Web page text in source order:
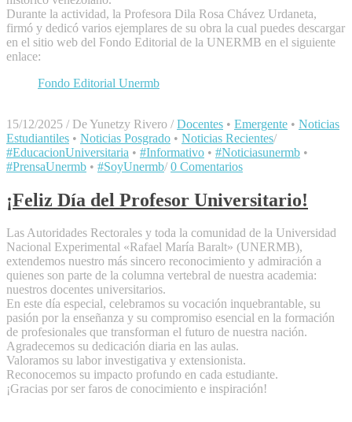
Durante la actividad, la Profesora Dila Rosa Chávez Urdaneta,
firmó y dedicó varios ejemplares de su obra la cual puedes descargar
en el sitio web del Fondo Editorial de la UNERMB en el siguiente
enlace:
Fondo Editorial Unermb
15/12/2025 / De Yunetzy Rivero / Docentes • Emergente • Noticias
Estudiantiles • Noticias Posgrado • Noticias Recientes/
#EducacionUniversitaria • #Informativo • #Noticiasunermb •
#PrensaUnermb • #SoyUnermb/ 0 Comentarios
¡Feliz Día del Profesor Universitario!
Las Autoridades Rectorales y toda la comunidad de la Universidad
Nacional Experimental «Rafael María Baralt» (UNERMB),
extendemos nuestro más sincero reconocimiento y admiración a
quienes son parte de la columna vertebral de nuestra academia:
nuestros docentes universitarios.
​En este día especial, celebramos su vocación inquebrantable, su
pasión por la enseñanza y su compromiso esencial en la formación
de profesionales que transforman el futuro de nuestra nación.
​Agradecemos su dedicación diaria en las aulas.
​Valoramos su labor investigativa y extensionista.
​Reconocemos su impacto profundo en cada estudiante.
​¡Gracias por ser faros de conocimiento e inspiración!